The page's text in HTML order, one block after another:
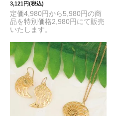
3,121円(税込)
定価4,980円から5,980円の商
品を特別価格2,980円にて販売
いたします。